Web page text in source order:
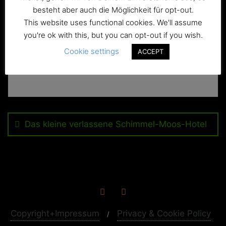
Das kleine verlassene Schimmel-Moos-Hotel
Copyright+Impressum Privacy & Cookie Policy
besteht aber auch die Möglichkeit für opt-out.
This website uses functional cookies. We'll assume
you're ok with this, but you can opt-out if you wish.
Cookie settings
ACCEPT